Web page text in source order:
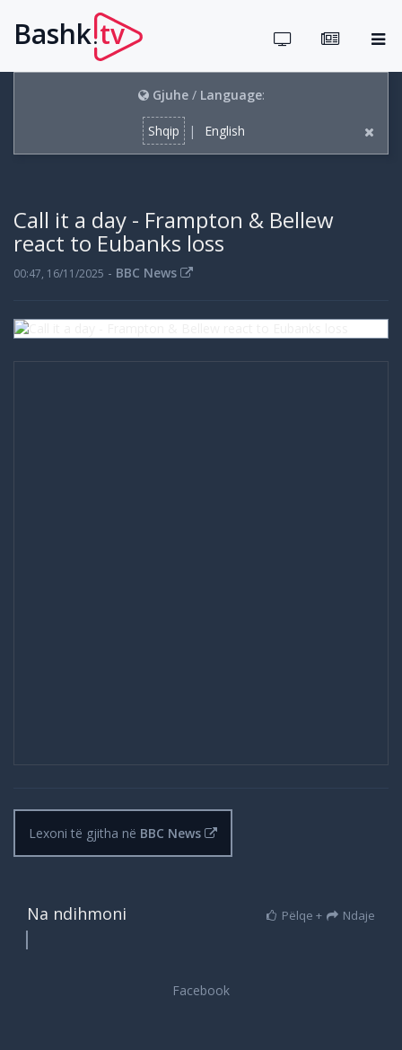
Bashk.tv
Gjuhe/ Language:
Shqip | English
Call it a day - Frampton & Bellew
react to Eubanks loss
00:47, 16/11/2025 - BBC News
Lexoni të gjitha në BBC News
Na ndihmoni Pëlqe + Ndaje